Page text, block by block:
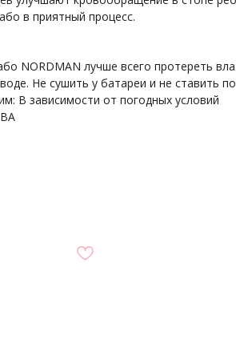
в приятный процесс.
NORDMAN лучше всего протереть
Не сушить у батареи и не ставить
В зависимости от погодных условий